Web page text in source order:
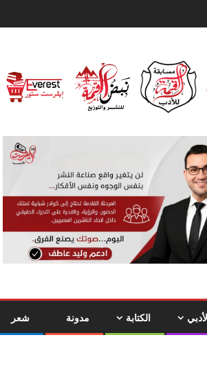
الكتابة مدونة شعر